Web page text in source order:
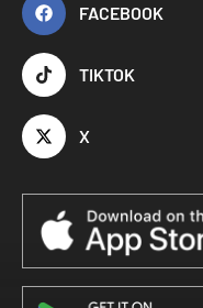
FACEBOOK
TIKTOK
X